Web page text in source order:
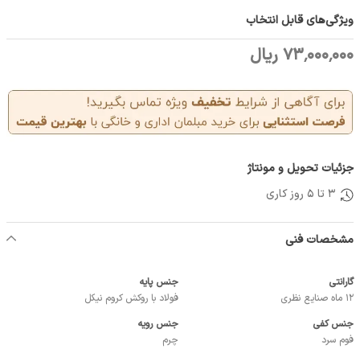
ویژگی‌های قابل انتخاب
73٬000٬000 ریال
جزئیات تحویل و مونتاژ
3 تا 5 روز کاری
مشخصات فنی
گارانتی
12 ماه صنایع نظری
جنس پایه
فولاد با روکش کروم نیکل
جنس کفی
فوم سرد
جنس رویه
چرم